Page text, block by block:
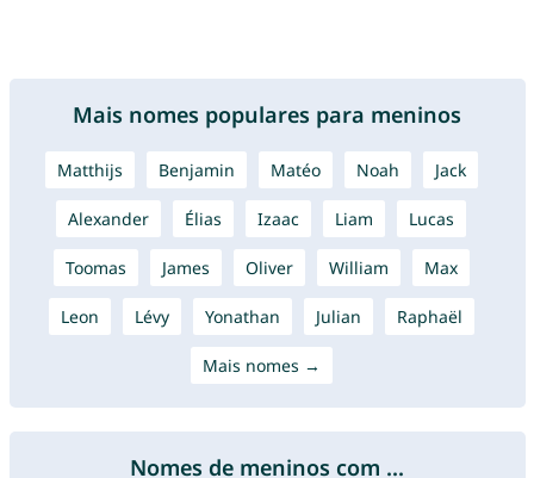
Mais nomes populares para meninos
Matthijs Benjamin Matéo Noah Jack
Alexander Élias Izaac Liam Lucas
Toomas James Oliver William Max
Leon Lévy Yonathan Julian Raphaël
Mais nomes →
Nomes de meninos com ...